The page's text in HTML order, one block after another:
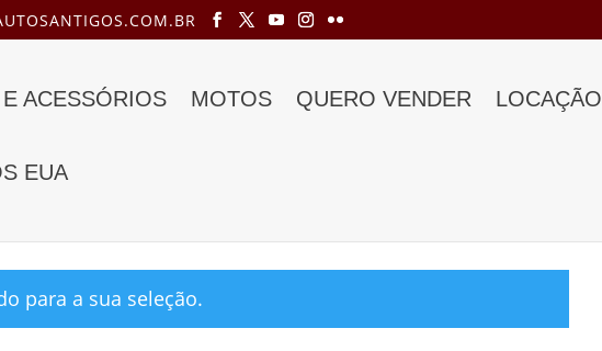
ACESSÓRIOS MOTOS QUERO VENDER LOCAÇÃO
EUA
a venda”
para a sua seleção.